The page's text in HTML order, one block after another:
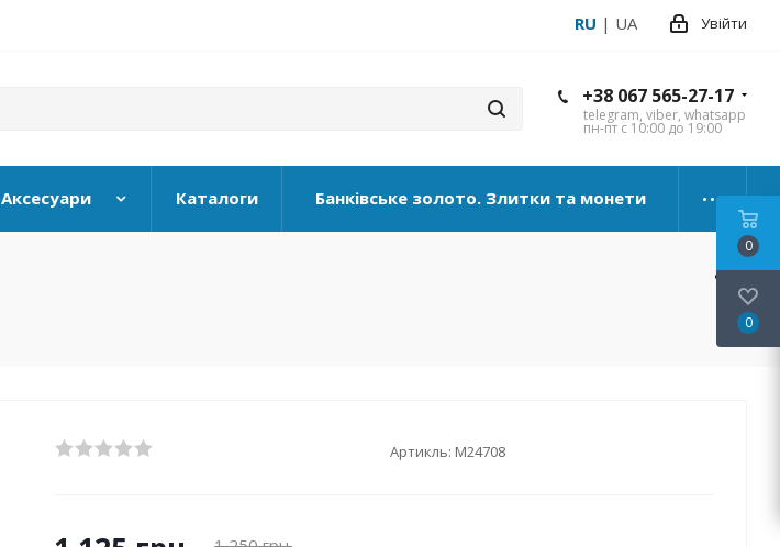
Увійти
RU | UA
+38 067 565-27-17
telegram, viber, whatsapp
пн-пт с 10:00 до 19:00
Аксесуари Каталоги Банківське золото. Злитки та монети
Артикль: М24708
0
0